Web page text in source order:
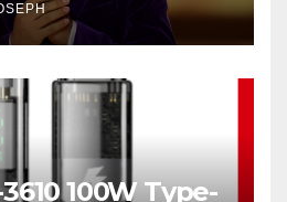
100W Type-